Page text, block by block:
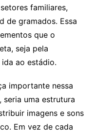
familiares,
de gramados. Essa
que o
seja pela
ao estádio.
importante nessa
seria uma estrutura
imagens e sons
Em vez de cada